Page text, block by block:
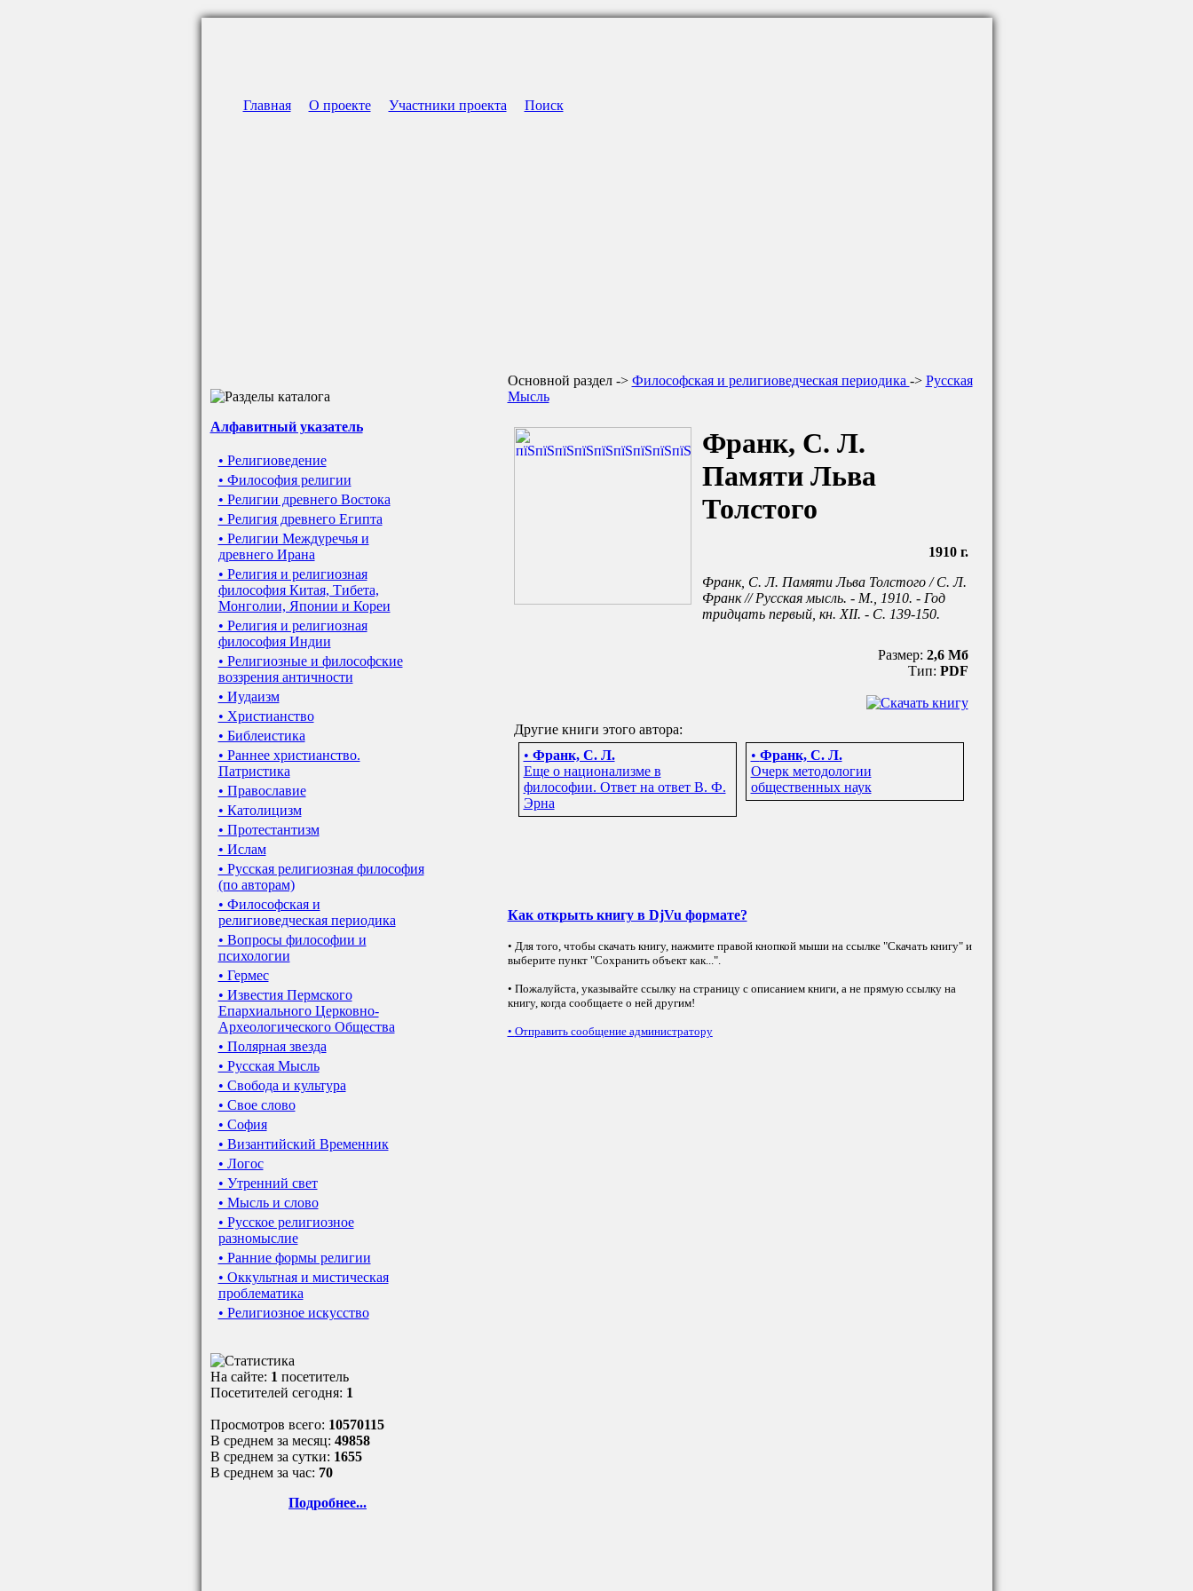
Главная О проекте Участники проекта Поиск
Алфавитный указатель
• Религиоведение
• Философия религии
• Религии древнего Востока
• Религия древнего Египта
• Религии Междуречья и
древнего Ирана
• Религия и религиозная
философия Китая, Тибета,
Монголии, Японии и Кореи
• Религия и религиозная
философия Индии
• Религиозные и философские
воззрения античности
• Иудаизм
• Христианство
• Библеистика
• Раннее христианство.
Патристика
• Православие
• Католицизм
• Протестантизм
• Ислам
• Русская религиозная философия
(по авторам)
• Философская и
религиоведческая периодика
• Вопросы философии и
психологии
• Гермес
• Известия Пермского
Епархиального Церковно-
Археологического Общества
• Полярная звезда
• Русская Мысль
• Свобода и культура
• Свое слово
• София
• Византийский Временник
• Логос
• Утренний свет
• Мысль и слово
• Русское религиозное
разномыслие
• Ранние формы религии
• Оккультная и мистическая
проблематика
• Религиозное искусство
На сайте: 1 посетитель
Посетителей сегодня: 1
Просмотров всего: 10570115
В среднем за месяц: 49858
В среднем за сутки: 1655
В среднем за час: 70
Подробнее...
Основной раздел -> Философская и религиоведческая периодика -> Русская
Мысль
Франк, С. Л.
Памяти Льва
Толстого
1910 г.
Франк, С. Л. Памяти Льва Толстого / С. Л.
Франк // Русская мысль. - М., 1910. - Год
тридцать первый, кн. XII. - С. 139-150.
Размер: 2,6 Мб
Тип: PDF
Другие книги этого автора:
• Франк, С. Л.
Еще о национализме в
философии. Ответ на ответ В. Ф.
Эрна
• Франк, С. Л.
Очерк методологии
общественных наук
Как открыть книгу в DjVu формате?
• Для того, чтобы скачать книгу, нажмите правой кнопкой мыши на ссылке "Скачать книгу" и
выберите пункт "Сохранить объект как...".
• Пожалуйста, указывайте ссылку на страницу с описанием книги, а не прямую ссылку на
книгу, когда сообщаете о ней другим!
• Отправить сообщение администратору